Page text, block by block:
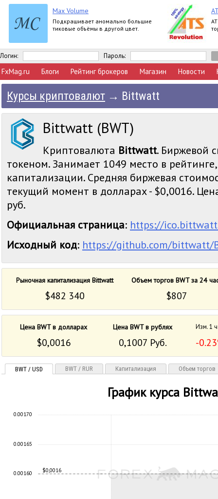
Max Volume
Подкрашивает аномально большие
тиковые объёмы в другой цвет.
Логин: Пароль:
FxMag.ru Блоги Рейтинг брокеров Магазин Новости
Курсы криптовалют → Bittwatt
Bittwatt (BWT)
Криптовалюта Bittwatt. Биржевой
токеном. Занимает 1049 место в
капитализации. Средняя биржевая
текущий момент в долларах - $0,0016.
руб.
Официальная страница: https://
Исходный код: https://github.com/bittwatt/
Рыночная капитализация Bittwatt Объем торгов BWT за 24
$482 340 $807
Цена BWT в долларах Цена BWT в рублях Изм. 1
$0,0016 0,1007 Руб. -
BWT / USD BWT / RUR Капитализация Объем торгов
График курса
$0,0016
0.00160
0.00165
0.00170